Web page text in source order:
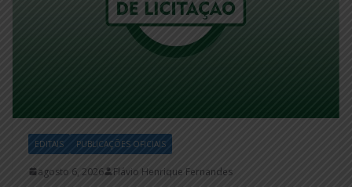
EDITAIS PUBLICAÇÕES OFICIAIS
agosto 6, 2026 Flávio Henrique Fernandes